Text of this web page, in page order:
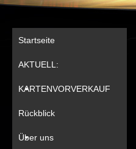
Startseite
AKTUELL:
KARTENVORVERKAUF
Rückblick
Über uns